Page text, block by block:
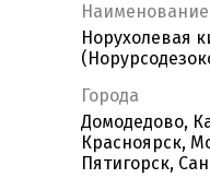
Норухолевая
Города
Домодедово,
Красноярск,
Пятигорск,